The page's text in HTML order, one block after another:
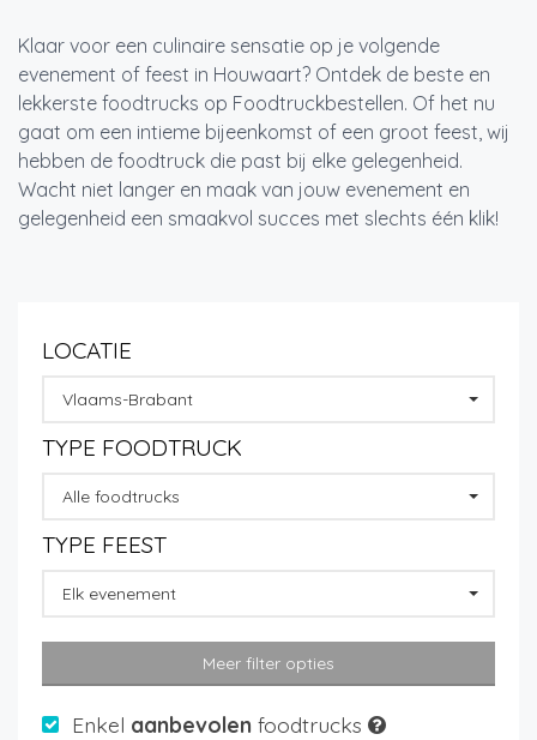
Klaar voor een culinaire sensatie op je volgende
evenement of feest in Houwaart? Ontdek de beste en
lekkerste foodtrucks op Foodtruckbestellen. Of het nu
gaat om een intieme bijeenkomst of een groot feest, wij
hebben de foodtruck die past bij elke gelegenheid.
Wacht niet langer en maak van jouw evenement en
gelegenheid een smaakvol succes met slechts één klik!
LOCATIE
Vlaams-Brabant
TYPE FOODTRUCK
Alle foodtrucks
TYPE FEEST
Elk evenement
Meer filter opties
Enkel aanbevolen foodtrucks